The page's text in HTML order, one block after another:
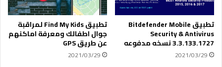
ج
ر
ا
ء
ح
س
تطبيق Bitdefender Mobile
Security & Antivirus
3.3.133.1727 نسخه مدفوعه
2021/03/29
تطبيق Find My Kids لمراقبة
جوال اطفالك ومعرفة اماكنهم
عن طريق GPS
2021/03/29